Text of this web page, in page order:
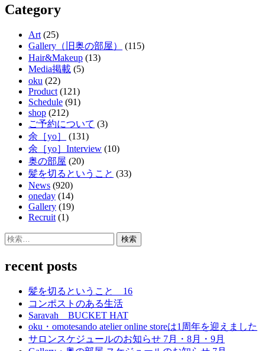
Category
Art (25)
Gallery（旧奥の部屋）
(115)
Hair&Makeup (13)
Media掲載 (5)
oku (22)
Product (121)
Schedule (91)
shop (212)
ご予約について (3)
余［yo］
(131)
余［yo］Interview (10)
奥の部屋 (20)
髪を切るということ (33)
News (920)
oneday (14)
Gallery (19)
Recruit (1)
検
recent posts
髪を切るということ 16
コンポストのある生活
Saravah BUCKET HAT
oku・omotesando atelier online storeは1周年を迎えました
サロンスケジュールのお知らせ 7月・8月・9月